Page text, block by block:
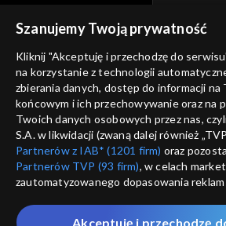
informacje o dostawcy usług
Szanujemy Twoją prywatność
Kliknij "Akceptuję i przechodzę do
na korzystanie z technologii
zbierania danych, dostęp do informacji na
końcowym i ich przechowywanie oraz na
Twoich danych osobowych przez nas,
S.A. w likwidacji (zwaną dalej również
Partnerów z IAB* (1201 firm) oraz
Partnerów TVP (93 firm), w celach
zautomatyzowanego dopasowania
które wskazujemy poniżej, a także zgody
Akceptuję i przechodzę